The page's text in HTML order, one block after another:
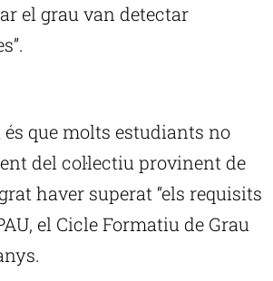
el grau van detectar
que molts estudiants no
del col·lectiu provinent de
haver superat “els requisits
el Cicle Formatiu de Grau